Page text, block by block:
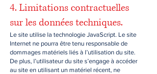
4. Limitations contractuelles
sur les données techniques.
Le site utilise la technologie JavaScript. Le site
Internet ne pourra être tenu responsable de
dommages matériels liés à l’utilisation du site.
De plus, l’utilisateur du site s’engage à accéder
au site en utilisant un matériel récent, ne